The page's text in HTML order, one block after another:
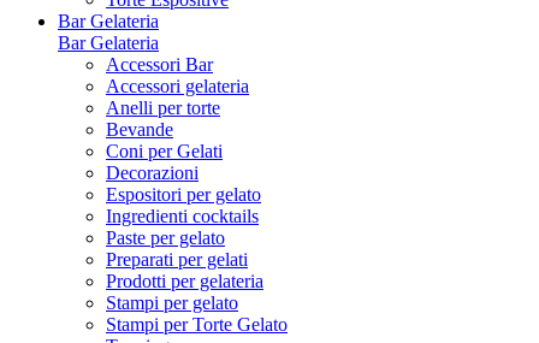
Bar Gelateria
Bar Gelateria
Accessori Bar
Accessori gelateria
Anelli per torte
Bevande
Coni per Gelati
Decorazioni
Espositori per gelato
Ingredienti cocktails
Paste per gelato
Preparati per gelati
Prodotti per gelateria
Stampi per gelato
Stampi per Torte Gelato